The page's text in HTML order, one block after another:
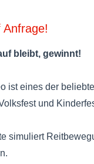
Anfrage!
bleibt, gewinnt!
ist eines der
und
simuliert